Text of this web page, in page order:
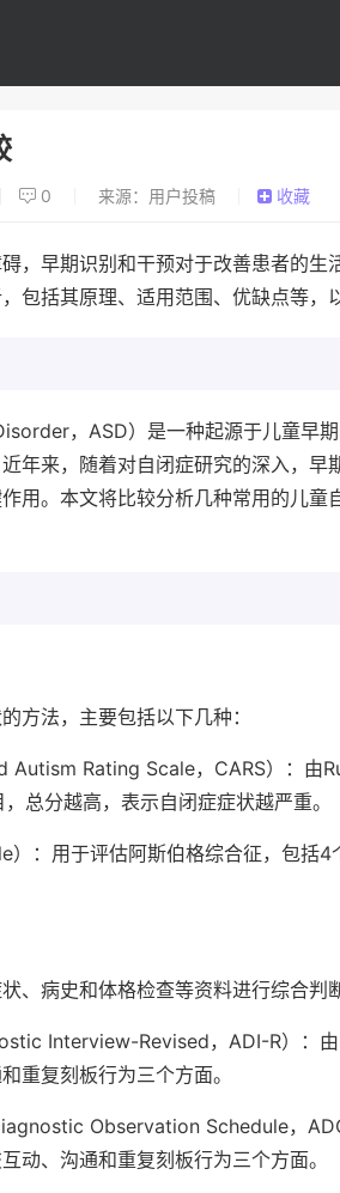
0 来源：用户投稿 收藏
，早期识别和干预对于改善患者的生
包括其原理、适用范围、优缺点等，
，ASD）是一种起源于儿童早
年来，随着对自闭症研究的深入，早
用。本文将比较分析几种常用的儿童
方法，主要包括以下几种：
Autism Rating Scale，CARS）：由
总分越高，表示自闭症症状越严重。
）：用于评估阿斯伯格综合征，包括
、病史和体格检查等资料进行综合判
Interview-Revised，ADI-R）：
重复刻板行为三个方面。
Observation Schedule，
动、沟通和重复刻板行为三个方面。